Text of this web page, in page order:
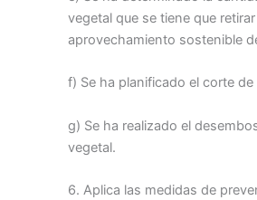
vegetal que se tiene que
aprovechamiento sostenible
f) Se ha planificado el corte de
g) Se ha realizado el
vegetal.
6. Aplica las medidas de